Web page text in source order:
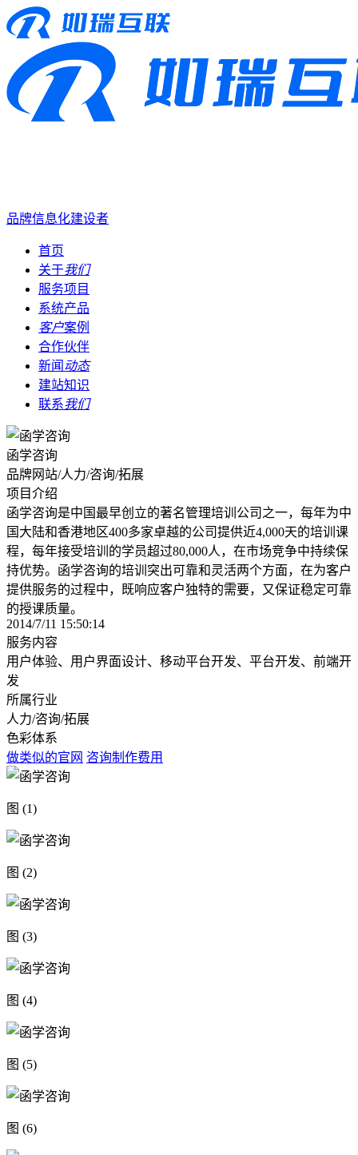
品牌信息化建设者
首页
关于我们
服务项目
系统产品
客户案例
合作伙伴
新闻 动态
建站知识
联系我们
函学咨询
品牌网站/人力/咨询/拓展
项目介绍
函学咨询是中国最早创立的著名管理培训公司之一，每年为中
国大陆和香港地区400多家卓越的公司提供近4,000天的培训课
程，每年接受培训的学员超过80,000人，在市场竞争中持续保
持优势。函学咨询的培训突出可靠和灵活两个方面，在为客户
提供服务的过程中，既响应客户独特的需要，又保证稳定可靠
的授课质量。
2014/7/11 15:50:14
服务内容
用户体验、用户界面设计、移动平台开发、平台开发、前端开
发
所属行业
人力/咨询/拓展
色彩体系
做类似的官网 咨询制作费用
图 (1)
图 (2)
图 (3)
图 (4)
图 (5)
图 (6)